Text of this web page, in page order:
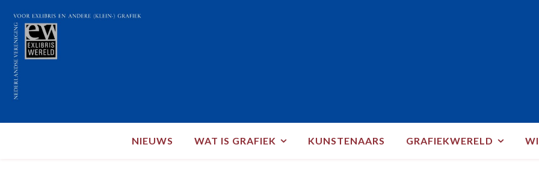
NIEUWS WAT IS GRAFIEK KUNSTENAARS GRAFIEKWERELD